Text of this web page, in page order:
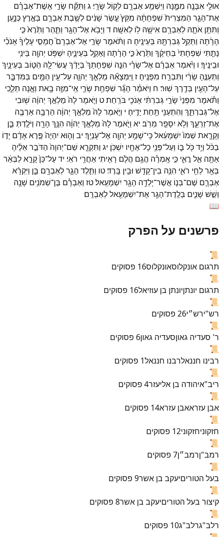
אוּלַ֥י אִבָּנֶ֖ה מִמֶּ֑נָּה וַיִּשְׁמַ֥עאַבְרָ֖ם לְק֥וֹל שָׂרָֽי׃ ג וַתִּקַּ֞ח שָׂרַ֣י אֵֽשֶׁת־אַבְרָ֗ם
אֶת־הָגָ֤ר הַמִּצְרִית֙ שִׁפְחָתָ֔הּ מִקֵּץ֙עֶ֣שֶׂר שָׁנִ֔ים לְשֶׁ֥בֶתאַבְרָ֖ם בְּאֶ֣רֶץכְּנָ֑עַן
וַתִּתֵּ֥ן אֹתָ֛הּ לְאַבְרָ֥ם אִישָׁ֖הּ ל֥וֹ לְאִשָּֽׁה׃ ד וַיָּבֹ֥אאֶל־הָגָ֖ר וַתַּ֑הַר וַתֵּ֙רֶא֙כִּ֣י
הָרָ֔תָה וַתֵּקַ֥לגְּבִרְתָּ֖הּ בְּעֵינֶֽיהָ׃ ה וַתֹּ֨אמֶר שָׂרַ֣י אֶל־אַבְרָם֮ חֲמָסִ֣י עָלֶיךָ֒אָנֹכִ֗י
נָתַ֤תִּי שִׁפְחָתִי֙ בְּחֵיקֶ֔ךָ וַתֵּ֙רֶא֙כִּ֣י הָרָ֔תָה וָאֵקַ֖ל בְּעֵינֶ֑יהָ יִשְׁפֹּ֥ט יְהוָ֖ה בֵּינִ֥י
וּבֵינֶֽיׄךָ׃ ו וַיֹּ֨אמֶראַבְרָ֜ם אֶל־שָׂרַ֗י הִנֵּ֤ה שִׁפְחָתֵךְ֙ בְּיָדֵ֔ךְעֲשִׂי־לָ֖הּ הַטּ֣וֹב בְּעֵינָ֑יִךְ
וַתְּעַנֶּ֣הָ שָׂרַ֔י וַתִּבְרַ֖ח מִפָּנֶֽיהָ׃ ז וַֽיִּמְצָאָ֞הּ מַלְאַ֧ךְ יְהוָ֛ה עַל־עֵ֥ין הַמַּ֖יִם בַּמִּדְבָּ֑ר
עַל־הָעַ֖יִן בְּדֶ֥רֶךְ שֽׁוּר׃ ח וַיֹּאמַ֗ר הָגָ֞ר שִׁפְחַ֥ת שָׂרַ֛י אֵֽי־מִזֶּ֥ה בָ֖את וְאָ֣נָה תֵלֵ֑כִי
וַתֹּ֕אמֶר מִפְּנֵי֙ שָׂרַ֣י גְּבִרְתִּ֔י אָנֹכִ֖י בֹּרַֽחַת׃ט וַיֹּ֤אמֶרלָהּ֙ מַלְאַ֣ךְ יְהוָ֔ה שׁ֖וּבִי
אֶל־גְּבִרְתֵּ֑ךְ וְהִתְעַנִּ֖י תַּ֥חַת יָדֶֽיהָ׃ י וַיֹּ֤אמֶרלָהּ֙ מַלְאַ֣ךְ יְהוָ֔ה הַרְבָּ֥ה אַרְבֶּ֖ה
אֶת־זַרְעֵ֑ךְ וְלֹ֥א יִסָּפֵ֖ר מֵרֹֽב׃ יא וַיֹּ֤אמֶרלָהּ֙ מַלְאַ֣ךְ יְהוָ֔ה הִנָּ֥ךְ הָרָ֖ה וְיֹלַ֣דְתְּ בֵּ֑ן
וְקָרָ֤את שְׁמוֹ֙ יִשְׁמָעֵ֔אלכִּֽי־שָׁמַ֥ע יְהוָ֖ה אֶל־עָנְיֵֽךְ׃ יב וְה֤וּא יִהְיֶה֙ פֶּ֣רֶאאָדָ֔ם יָד֣וֹ
בַכֹּ֔ל וְיַ֥דכֹּ֖ל בּ֑וֹ וְעַל־פְּנֵ֥י כָל־אֶחָ֖יו יִשְׁכֹּֽן׃ יג וַתִּקְרָ֤א שֵׁם־יְהוָה֙ הַדֹּבֵ֣ראֵלֶ֔יהָ
אַתָּ֖ה אֵ֣ל רֳאִ֑י כִּ֣י אָֽמְרָ֗ה הֲגַ֥ם הֲלֹ֛ם רָאִ֖יתִי אַחֲרֵ֥י רֹאִֽי׃ ידעַל־כֵּן֙קָרָ֣אלַבְּאֵ֔ר
בְּאֵ֥רלַחַ֖י רֹאִ֑י הִנֵּ֥ה בֵין־קָדֵ֖שׁ וּבֵ֥ין בָּֽרֶד׃טו וַתֵּ֧לֶד הָגָ֛רלְאַבְרָ֖ם בֵּ֑ן וַיִּקְרָ֨א
אַבְרָ֧ם שֶׁם־בְּנ֛וֹ אֲשֶׁר־יָלְדָ֥ה הָגָ֖ר יִשְׁמָעֵֽאל׃טז וְאַבְרָ֕ם בֶּן־שְׁמֹנִ֥ים שָׁנָ֖ה
וְשֵׁ֣שׁ שָׁנִ֑ים בְּלֶֽדֶת־הָגָ֥ראֶת־יִשְׁמָעֵ֖אללְאַבְרָֽם׃
📖
פרשנים על הפרק
📜
תרגום אונקלוסאונקלוס16 פסוקים
📜
תרגום יונתןיונתן בן עוזיאל16 פסוקים
📜
רש"ירש״י26 פסוקים
📜
ר' סעדיה גאוןסעדיה גאון6 פסוקים
📜
רבינו חננאלרבנו חננאל1 פסוקים
📜
ריב"איהודה בן אליעזר4 פסוקים
📜
אבן עזראאבן עזרא14 פסוקים
📜
חזקוניחזקוני12 פסוקים
📜
רמב"ןרמב״ן7 פסוקים
📜
בעל הטוריםיעקב בן אשר9 פסוקים
📜
קיצור בעל הטוריםיעקב בן אשר8 פסוקים
📜
רלב"גרלב"ג10 פסוקים